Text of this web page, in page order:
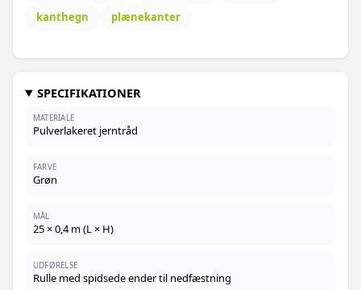
kanthegn
plænekanter
SPECIFIKATIONER
MATERIALE
Pulverlakeret jerntråd
FARVE
Grøn
MÅL
25 × 0,4 m (L × H)
UDFØRELSE
Rulle med spidsede ender til nedfæstning